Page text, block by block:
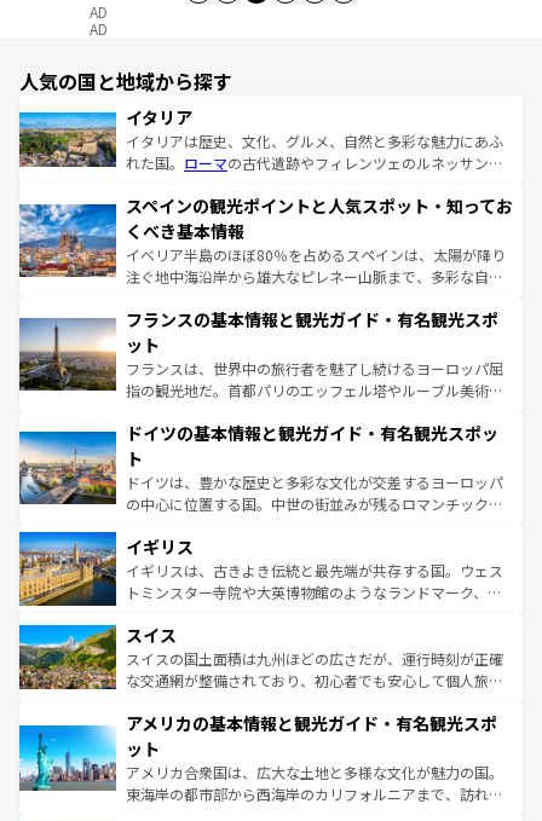
AD
AD
人気の国と地域から探す
イタリア
イタリアは歴史、文化、グルメ、自然と多彩な魅力にあふ
れた国。 ローマの古代遺跡やフィレンツェのルネッサンス
ろん、トスカーナの美しい田園風景やアマルフィ海岸の絶
景など、自然景観も見逃せない。観光の合間には、本場の
ピザやパスタなど、絶品のイタリア料理を堪能することも
できる。朝目覚めてから夜眠るまで、すべての瞬間を楽し
なお、新着のイタリア情報はコンテンツ一覧を参照してほ
しい。
スペインの観光ポイントと人気スポット・知ってお
くべき基本情報
イベリア半島のほぼ80％を占めるスペインは、太陽が降り
注ぐ地中海沿岸から雄大なピレネー山脈まで、多彩な自然
文化が根付くこの国では、情熱的なフラメンコ、熱気あふ
れる闘牛、そして美味しいタパスが生活の一部となってい
る。首都マドリードの洗練された雰囲気や、バルセロナの
アートに溢れた街角から、地方では古代ローマ遺跡や中世
せる。地方によって風土や気候が異なるスペインはその個
ンテンツ一覧 を参照してほしい。
フランスの基本情報と観光ガイド・有名観光スポ
ット
フランスは、世界中の旅行者を魅了し続けるヨーロッパ屈
指の観光地だ。首都パリのエッフェル塔やルーブル美術館
で、幅広い魅力が詰まっている。華麗な宮殿、歴史的な大
聖堂、美しいビーチ、そして豊かな自然が、訪れる者を心
から魅了する。また、フランスは美食の国としても知ら
れ、フランス料理はユネスコ無形文化遺産にも登録されて
香り高いラベンダー畑など、多彩な楽しみ方が可能だ。さ
らに、パリ以外の地域にも魅力が溢れており、どの街角に
も豊かな歴史と文化が息づいている。パリ以外の個性あふ
を参照してほしい。
ドイツの基本情報と観光ガイド・有名観光スポッ
ト
ドイツは、豊かな歴史と多彩な文化が交差するヨーロッパ
の中心に位置する国。中世の街並みが残るロマンチック街
顔を持つこの国は、どこを歩いても飽きることがない。ベ
ルリンの文化的活気、バイエルン州のアルプスの絶景、そ
してライン川沿いのワイン畑といった風景は必見。ビール
は、お酒好きな人にはぜひ体験してほしい。 なお、新着の
ドイツ情報はコンテンツ一覧を参照してほしい。
イギリス
イギリスは、古きよき伝統と最先端が共存する国。ウェス
トミンスター寺院や大英博物館のようなランドマーク、歴
リアごとに異なる魅力がある。また、優雅なアフタヌーン
ティー、ビール好きにはたまらない英国パブ、サッカー観
戦など、本場だからこそできる体験も豊富。イギリスを旅
ンツ一覧を参照してほしい。
スイス
スイスの国土面積は九州ほどの広さだが、運行時刻が正確
な交通網が整備されており、初心者でも安心して個人旅行
の建物がそのまま残る町や、スイスならではのユニークな
博物館もあり、アルプス観光だけでなく町歩きも満喫する
ことができる。国民の所得が高いため物価も高いが、旅行
者向けの交通パス提供のサービスもあり、うまく活用すれ
アメリカの基本情報と観光ガイド・有名観光スポ
ット
アメリカ合衆国は、広大な土地と多様な文化が魅力の国。
東海岸の都市部から西海岸のカリフォルニアまで、訪れる